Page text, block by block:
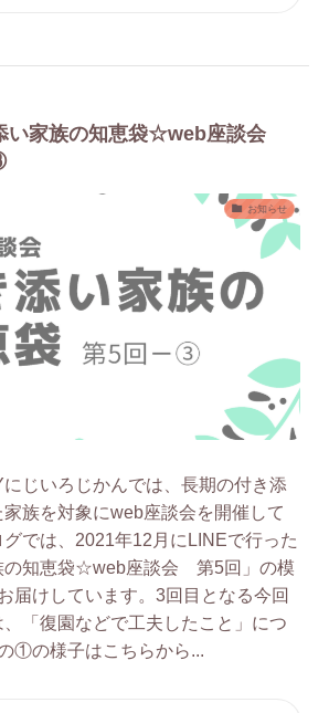
い家族の知恵袋☆web座談会
お知らせ
じいろじかんでは、長期の付き添
族を対象にweb座談会を開催して
では、2021年12月にLINEで行った
の知恵袋☆web座談会 第5回」の模
届けしています。3回目となる今回
「復園などで工夫したこと」につ
①の様子はこちらから...